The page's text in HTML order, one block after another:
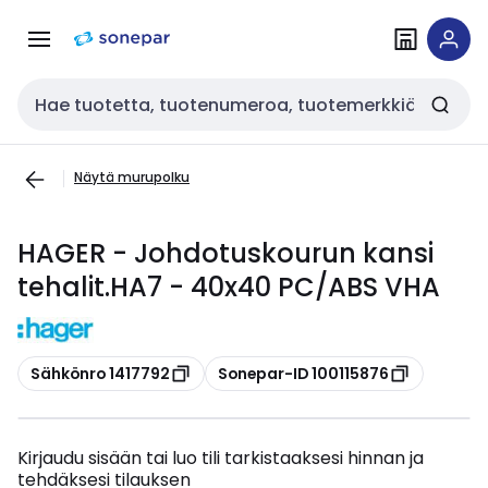
navigointiinsisältöön
Haku
Näytä murupolku
HAGER - Johdotuskourun kansi
tehalit.HA7 - 40x40 PC/ABS VHA
Kopioi
Sähkönro 1417792 Kopioi
Sonepar-ID 100115876
Kirjaudu sisään tai luo tili tarkistaaksesi hinnan ja
tehdäksesi tilauksen